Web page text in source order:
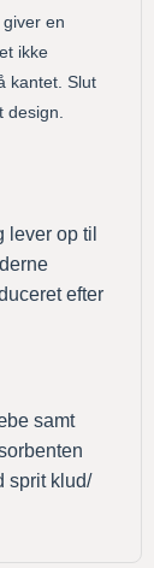
en
ikke
kantet. Slut
design.
op til
efter
samt
sprit klud/